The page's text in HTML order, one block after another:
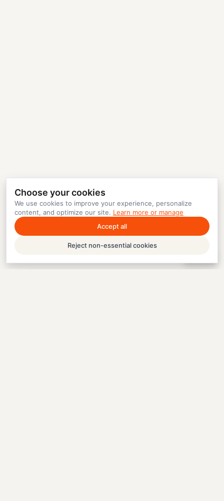
Choose your cookies
We use cookies to improve your experience, personalize
content, and optimize our site. Learn more or manage
Accept all
Reject non-essential cookies